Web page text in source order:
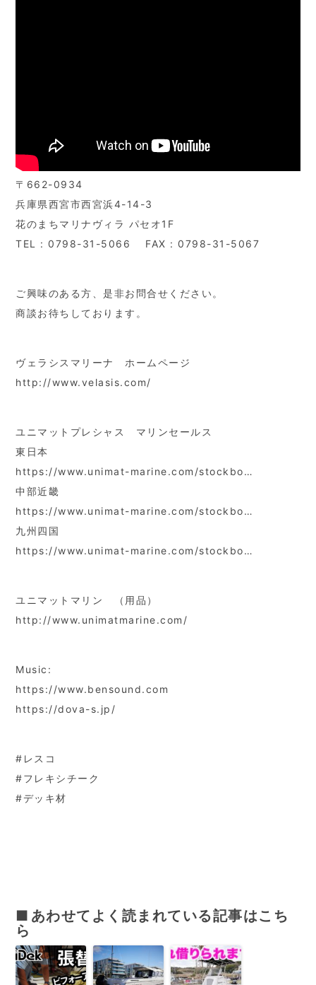
〒662-0934
兵庫県西宮市西宮浜4-14-3
花のまちマリナヴィラ パセオ1F
TEL : 0798-31-5066 FAX : 0798-31-5067
ご興味のある方、是非お問合せください。
商談お待ちしております。
ヴェラシスマリーナ ホームページ
http://www.velasis.com/
ユニマットプレシャス マリンセールス
東日本
https://www.unimat-marine.com/stockbo…
中部近畿
https://www.unimat-marine.com/stockbo…
九州四国
https://www.unimat-marine.com/stockbo…
ユニマットマリン （用品）
http://www.unimatmarine.com/
Music:
https://www.bensound.com
https://dova-s.jp/
#レスコ
#フレキシチーク
#デッキ材
あわせてよく読まれている記事はこち
ら